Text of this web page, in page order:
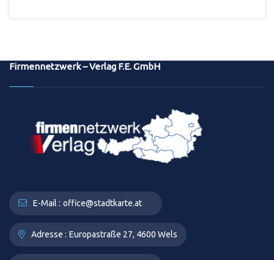
Firmennetzwerk – Verlag F.E. GmbH
E-Mail : office@stadtkarte.at
Adresse : Europastraße 27, 4600 Wels